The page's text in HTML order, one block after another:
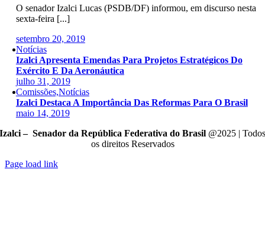
O senador Izalci Lucas (PSDB/DF) informou, em discurso nesta
sexta-feira [...]
setembro 20, 2019
Notícias
Izalci Apresenta Emendas Para Projetos Estratégicos Do
Exército E Da Aeronáutica
julho 31, 2019
Comissões,Notícias
Izalci Destaca A Importância Das Reformas Para O Brasil
maio 14, 2019
Izalci – Senador da República Federativa do Brasil @2025 | Todos
os direitos Reservados
Page load link